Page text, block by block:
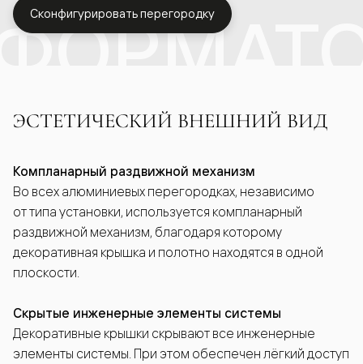
Сконфигурировать перегородку
ЭСТЕТИЧЕСКИЙ ВНЕШНИЙ ВИД
Компланарный раздвижной механизм
Во всех алюминиевых перегородках, независимо
от типа установки, используется компланарный
раздвижной механизм, благодаря которому
декоративная крышка и полотно находятся в одной
плоскости.
Скрытые инженерные элементы системы
Декоративные крышки скрывают все инженерные
элементы системы. При этом обеспечен лёгкий доступ